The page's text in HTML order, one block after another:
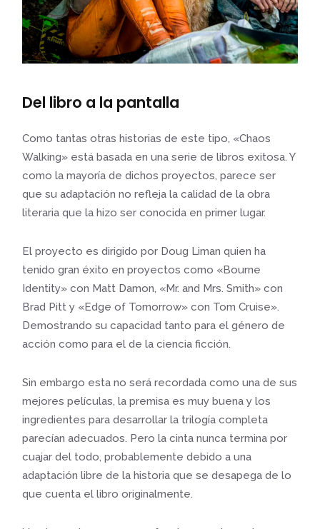
Del libro a la pantalla
Como tantas otras historias de este tipo, «Chaos
Walking» está basada en una serie de libros exitosa. Y
como la mayoría de dichos proyectos, parece ser
que su adaptación no refleja la calidad de la obra
literaria que la hizo ser conocida en primer lugar.
El proyecto es dirigido por Doug Liman quien ha
tenido gran éxito en proyectos como «Bourne
Identity» con Matt Damon, «Mr. and Mrs. Smith» con
Brad Pitt y «Edge of Tomorrow» con Tom Cruise».
Demostrando su capacidad tanto para el género de
acción como para el de la ciencia ficción.
Sin embargo esta no será recordada como una de sus
mejores películas, la premisa es muy buena y los
ingredientes para desarrollar la trilogía completa
parecían adecuados. Pero la cinta nunca termina por
cuajar del todo, probablemente debido a una
adaptación libre de la historia que se desapega de lo
que cuenta el libro originalmente.